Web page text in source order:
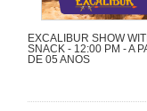
EXCALIBUR SHOW
SNACK - 12:00 PM - A
DE 05 ANOS